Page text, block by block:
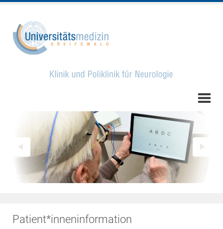
Patient*inneninformation